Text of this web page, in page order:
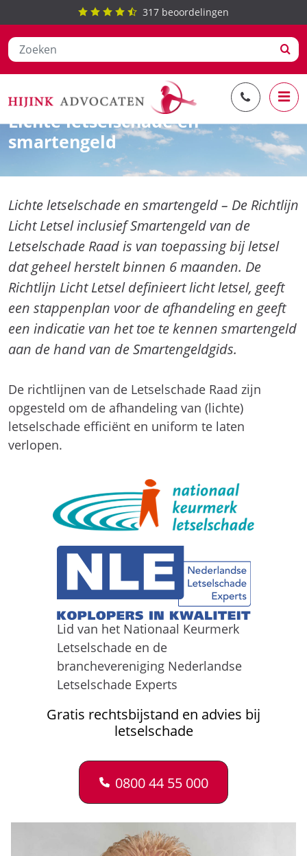
naar
de
inhoud
317 beoordelingen
Letselschadevergoeding
Lichte letselschade en
smartengeld
Lichte letselschade en smartengeld – De Richtlijn
Licht Letsel inclusief Smartengeld van de
Letselschade Raad is van toepassing bij letsel
dat geheel herstelt binnen 6 maanden. De
Richtlijn Licht Letsel definieert licht letsel, geeft
een stappenplan voor de afhandeling en geeft
een indicatie van het toe te kennen smartengeld
aan de hand van de Smartengeldgids.
De richtlijnen van de Letselschade Raad zijn
opgesteld om de afhandeling van (lichte)
letselschade efficiënt en uniform te laten
verlopen.
Lid van het Nationaal Keurmerk
Letselschade en de
branchevereniging Nederlandse
Letselschade Experts
Gratis rechtsbijstand en advies bij
letselschade
0800 44 55 000